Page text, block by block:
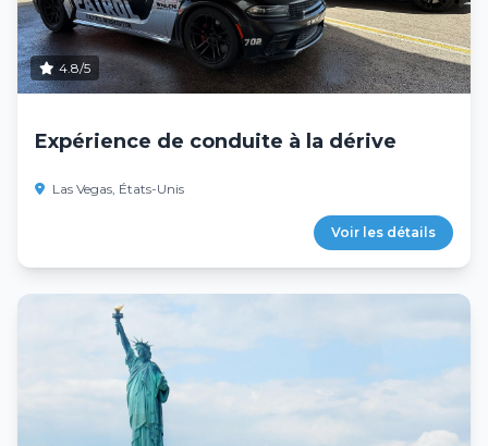
4.8/5
Expérience de conduite à la dérive
Las Vegas, États-Unis
Voir les détails